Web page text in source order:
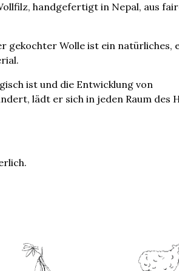
handgefertigt in Nepal, aus
gekochter Wolle ist ein natürliches,
ist und die Entwicklung von
lädt er sich in jeden Raum des